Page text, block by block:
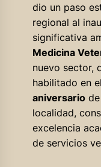
dio un paso
regional al
significativa
Medicina
nuevo sector,
habilitado en
aniversariode
localidad,
excelencia
de servicios